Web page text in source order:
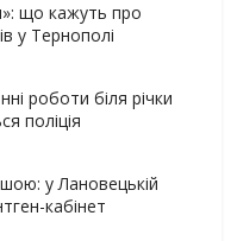
що кажуть про
у Тернополі
роботи біля річки
поліція
у Лановецькій
кабінет